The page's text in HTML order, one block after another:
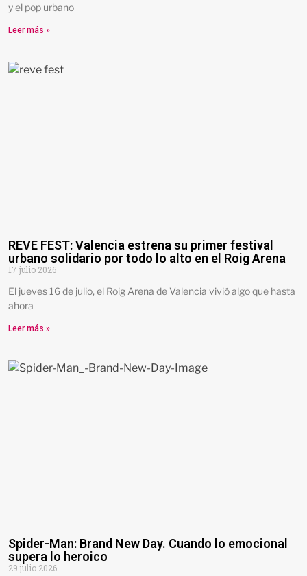
y el pop urbano
Leer más »
REVE FEST: Valencia estrena su primer festival
urbano solidario por todo lo alto en el Roig Arena
17 julio 2026
El jueves 16 de julio, el Roig Arena de Valencia vivió algo que hasta
ahora
Leer más »
Spider-Man: Brand New Day. Cuando lo emocional
supera lo heroico
29 julio 2026